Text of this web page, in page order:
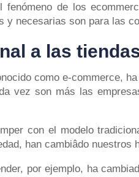
de los
y necesarias son para las
a las
como e-commerce,
vez son más las
con el modelo
han cambiâdo nuestros
por ejemplo, ha